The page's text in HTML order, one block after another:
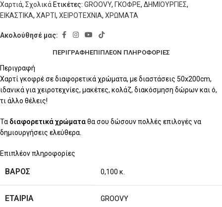
Χαρτιά, Σχολικά Ετικέτες: GROOVY, ΓΚΟΦΡΕ, ΔΗΜΙΟΥΡΓΙΕΣ,
ΕΙΚΑΣΤΙΚΑ, ΧΑΡΤΙ, ΧΕΙΡΟΤΕΧΝΙΑ, ΧΡΩΜΑΤΑ
Ακολούθησέ μας:
ΠΕΡΙΓΡΑΦΉΕΠΙΠΛΈΟΝ ΠΛΗΡΟΦΟΡΊΕΣ
Περιγραφή
Χαρτί γκοφρέ σε διαφορετικά χρώματα, με διαστάσεις 50x200cm,
ιδανικά για χειροτεχνίες, μακέτες, κολάζ, διακόσμηση δώρων και ό,
τι άλλο θέλεις!
Τα διαφορετικά χρώματαθα σου δώσουν πολλές επιλογές να
δημιουργήσεις ελεύθερα.
Επιπλέον πληροφορίες
ΒΆΡΟΣ 0,100 κ.
ΕΤΑΙΡΊΑ GROOVY